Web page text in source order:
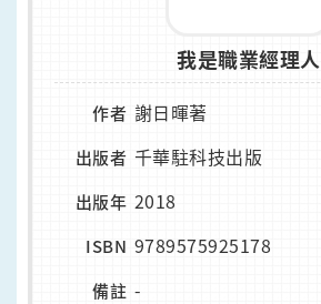
我是職業經理人
作者 謝日暉著
出版者 千華駐科技出版
出版年 2018
ISBN 9789575925178
備註 -